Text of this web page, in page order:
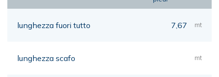
lunghezza fuori tutto 7,67 mt
lunghezza scafo mt